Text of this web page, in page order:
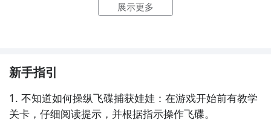
3. 《纸上迷宫》：使用手指滑动纸片，将迷宫中的小球
猜测和推理找出正确的答案，挑战自己的逻辑思维能
5. 《迷题破解师》：解开各种谜题和难题，通过观察和
展示更多
新手指引
1. 不知道如何操纵飞碟捕获娃娃：在游戏开始前有教学
关卡，仔细阅读提示，并根据指示操作飞碟。